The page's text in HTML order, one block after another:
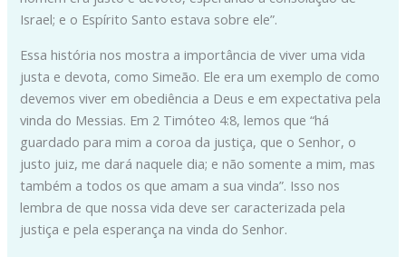
Israel; e o Espírito Santo estava sobre ele”.
Essa história nos mostra a importância de viver uma vida
justa e devota, como Simeão. Ele era um exemplo de como
devemos viver em obediência a Deus e em expectativa pela
vinda do Messias. Em 2 Timóteo 4:8, lemos que “há
guardado para mim a coroa da justiça, que o Senhor, o
justo juiz, me dará naquele dia; e não somente a mim, mas
também a todos os que amam a sua vinda”. Isso nos
lembra de que nossa vida deve ser caracterizada pela
justiça e pela esperança na vinda do Senhor.